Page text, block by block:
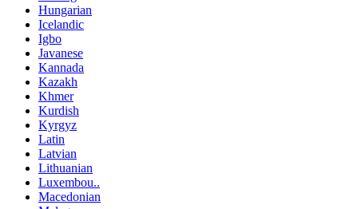
Hungarian
Icelandic
Igbo
Javanese
Kannada
Kazakh
Khmer
Kurdish
Kyrgyz
Latin
Latvian
Lithuanian
Luxembou..
Macedonian